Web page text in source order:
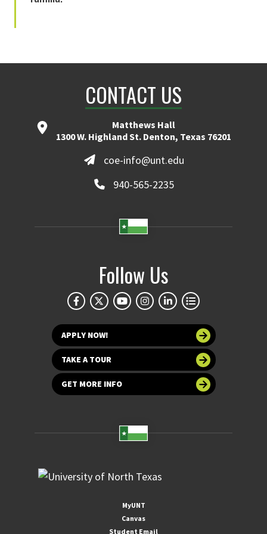
CONTACT US
Matthews Hall
1300 W. Highland St. Denton, Texas 76201
coe-info@unt.edu
940-565-2235
Follow Us
APPLY NOW!
TAKE A TOUR
GET MORE INFO
MyUNT
Canvas
Student Email